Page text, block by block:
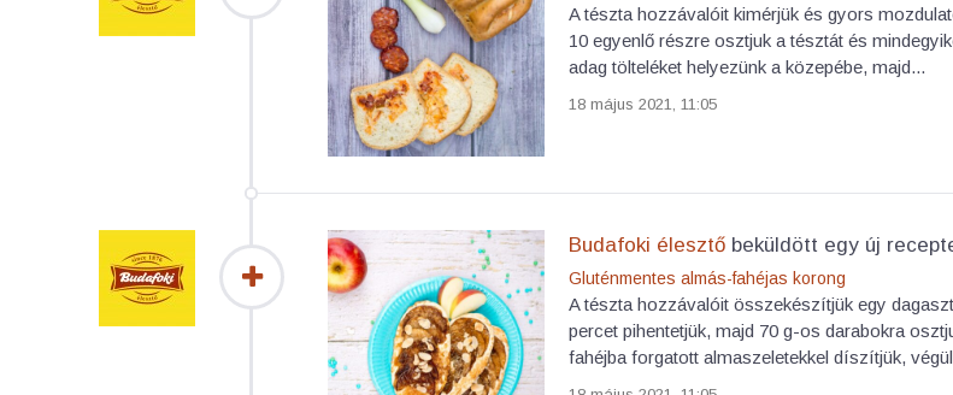
A tészta hozzávalóit kimérjük és gyors
10 egyenlő részre osztjuk a tésztát és
adag tölteléket helyezünk a közepébe, majd...
18 május 2021, 11:05
Budafoki élesztő beküldött egy új
Gluténmentes almás-fahéjas korong
A tészta hozzávalóit összekészítjük egy
percet pihentetjük, majd 70 g-os darabokra
fahéjba forgatott almaszeletekkel díszítjük,